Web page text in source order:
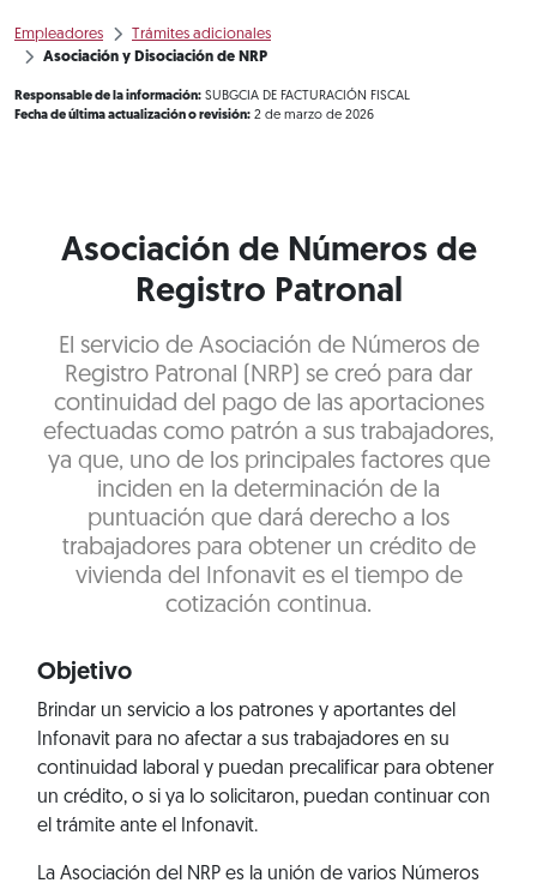
Empleadores
Trámites adicionales
Asociación y Disociación de NRP
Responsable de la información: SUBGCIA DE FACTURACIÓN FISCAL
Fecha de última actualización o revisión: 2 de marzo de 2026
Asociación de Números de
Registro Patronal
El servicio de Asociación de Números de
Registro Patronal (NRP) se creó para dar
continuidad del pago de las aportaciones
efectuadas como patrón a sus trabajadores,
ya que, uno de los principales factores que
inciden en la determinación de la
puntuación que dará derecho a los
trabajadores para obtener un crédito de
vivienda del Infonavit es el tiempo de
cotización continua.
Objetivo
Brindar un servicio a los patrones y aportantes del
Infonavit para no afectar a sus trabajadores en su
continuidad laboral y puedan precalificar para obtener
un crédito, o si ya lo solicitaron, puedan continuar con
el trámite ante el Infonavit.
La Asociación del NRP es la unión de varios Números